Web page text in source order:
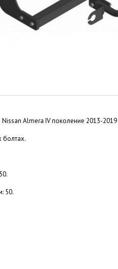
Almera IV поколение 2013-2019
болтах.
50.